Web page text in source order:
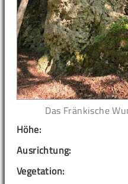
Das Fränkische
Höhe:
Ausrichtung:
Vegetation: